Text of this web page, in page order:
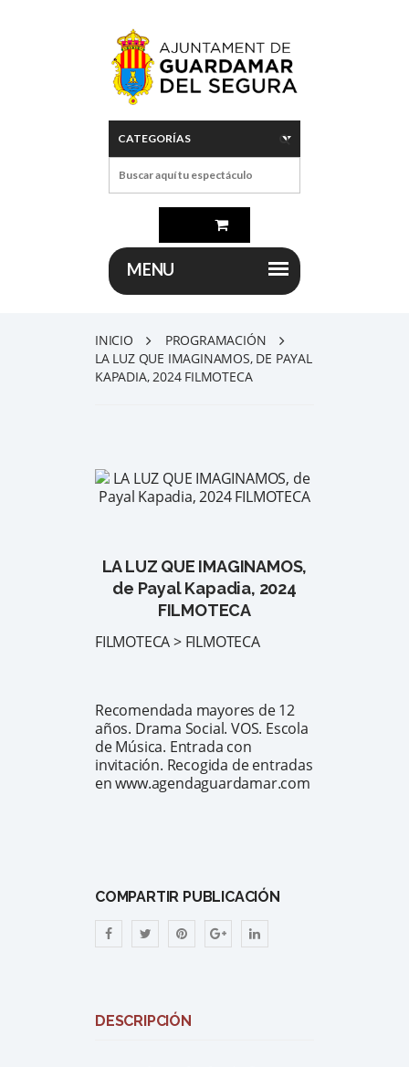
INICIO
PROGRAMACIÓN
LA LUZ QUE IMAGINAMOS, DE PAYAL
KAPADIA, 2024 FILMOTECA
LA LUZ QUE IMAGINAMOS,
de Payal Kapadia, 2024
FILMOTECA
FILMOTECA > FILMOTECA
Recomendada mayores de 12
años. Drama Social. VOS. Escola
de Música. Entrada con
invitación. Recogida de entradas
en www.agendaguardamar.com
COMPARTIR PUBLICACIÓN
DESCRIPCIÓN